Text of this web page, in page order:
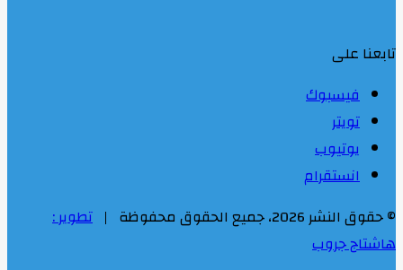
تابعنا على
فيسبوك
تويتر
يوتيوب
انستقرام
© حقوق النشر 2026، جميع الحقوق محفوظة |
تطوير :
هاشتاج جروب